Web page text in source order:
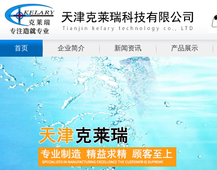
首页 企业简介 新闻资讯 产品展示